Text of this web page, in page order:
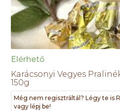
Elérhető
Karácsonyi Vegyes
150g
Még nem regisztráltál? Légy te is
vagy lépj be!